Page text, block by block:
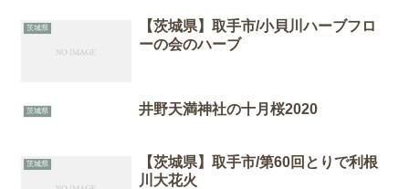
茨城県
【茨城県】取手市/小貝川ハーブフロ
ーの会のハーブ
茨城県 井野天満神社の十月桜2020
茨城県
【茨城県】取手市/第60回とりで利根
川大花火